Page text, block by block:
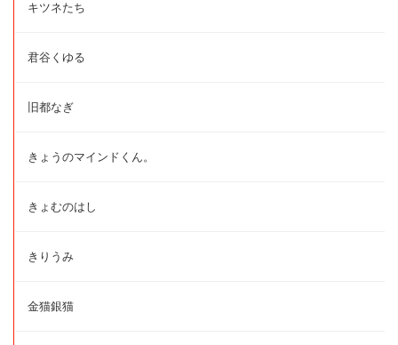
キツネたち
君谷くゆる
旧都なぎ
きょうのマインドくん。
きょむのはし
きりうみ
金猫銀猫